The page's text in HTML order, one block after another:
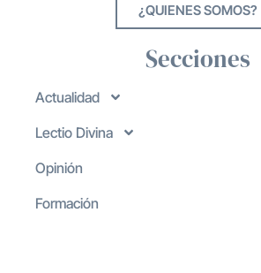
¿QUIENES SOMOS?
Secciones
Actualidad
Lectio Divina
Opinión
Formación